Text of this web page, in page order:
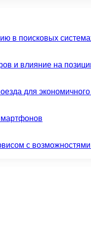
в поисковых
и влияние на
для
с